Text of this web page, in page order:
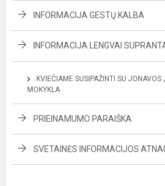
INFORMACIJA GESTŲ KALBA
INFORMACIJA LENGVAI
KVIEČIAME SUSIPAŽINTI SU JONAVOS
MOKYKLA
PRIEINAMUMO PARAIŠKA
SVETAINĖS INFORMACIJOS